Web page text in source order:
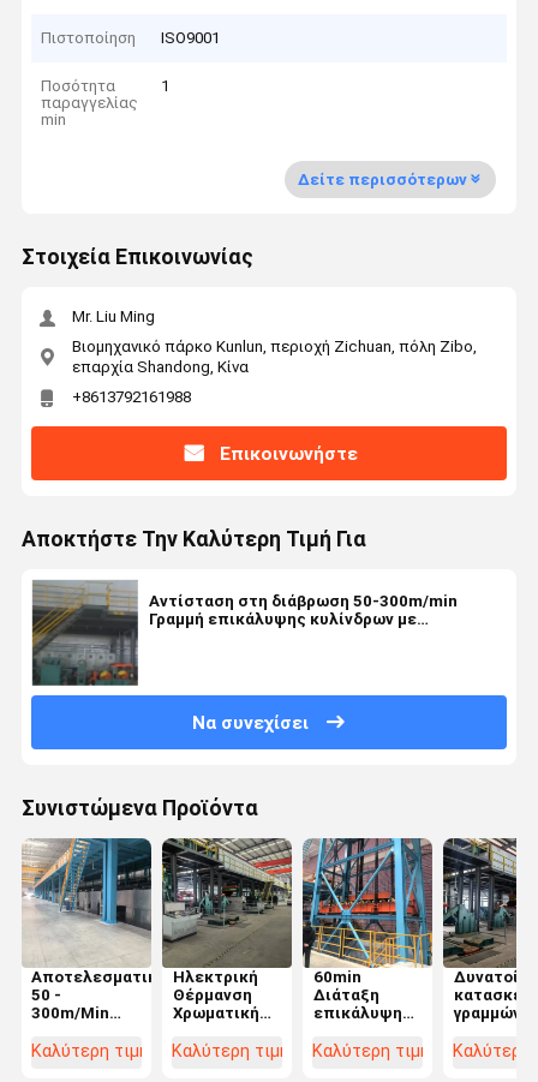
Πιστοποίηση ISO9001
Ποσότητα
παραγγελίας
min
1
Δείτε περισσότερων
Στοιχεία Επικοινωνίας
Mr. Liu Ming
Βιομηχανικό πάρκο Kunlun, περιοχή Zichuan, πόλη Zibo,
επαρχία Shandong, Κίνα
+8613792161988
Επικοινωνήστε
Αποκτήστε Την Καλύτερη Τιμή Για
Αντίσταση στη διάβρωση 50-300m/min
Γραμμή επικάλυψης κυλίνδρων με
Να συνεχίσει
Συνιστώμενα Προϊόντα
Αποτελεσματικότητα
50 -
300m/Min
επικαλυμμένη
Καλύτερη τιμή
Ηλεκτρική
Θέρμανση
Χρωματική
Επιχρισμού
Καλύτερη τιμή
60min
Διάταξη
επικάλυψης
κυλίνδρου
Καλύτερη τιμή
Δυνατοί
γραμμών
χρωμάτων
Καλύτερη